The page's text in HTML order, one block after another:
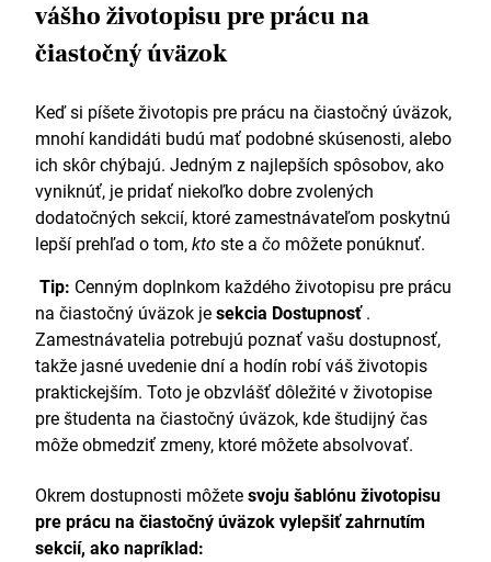
vášho životopisu pre prácu na
čiastočný úväzok
Keď si píšete životopis pre prácu na čiastočný úväzok,
mnohí kandidáti budú mať podobné skúsenosti, alebo
ich skôr chýbajú. Jedným z najlepších spôsobov, ako
vyniknúť, je pridať niekoľko dobre zvolených
dodatočných sekcií, ktoré zamestnávateľom poskytnú
lepší prehľad o tom,ktoste a čo môžete ponúknuť.
Tip: Cenným doplnkom každého životopisu pre prácu
na čiastočný úväzok jesekcia Dostupnosť.
Zamestnávatelia potrebujú poznať vašu dostupnosť,
takže jasné uvedenie dní a hodín robí váš životopis
praktickejším. Toto je obzvlášť dôležité v životopise
pre študenta na čiastočný úväzok, kde študijný čas
môže obmedziť zmeny, ktoré môžete absolvovať.
Okrem dostupnosti môžetesvoju šablónu životopisu
pre prácu na čiastočný úväzok vylepšiť zahrnutím
sekcií, ako napríklad: